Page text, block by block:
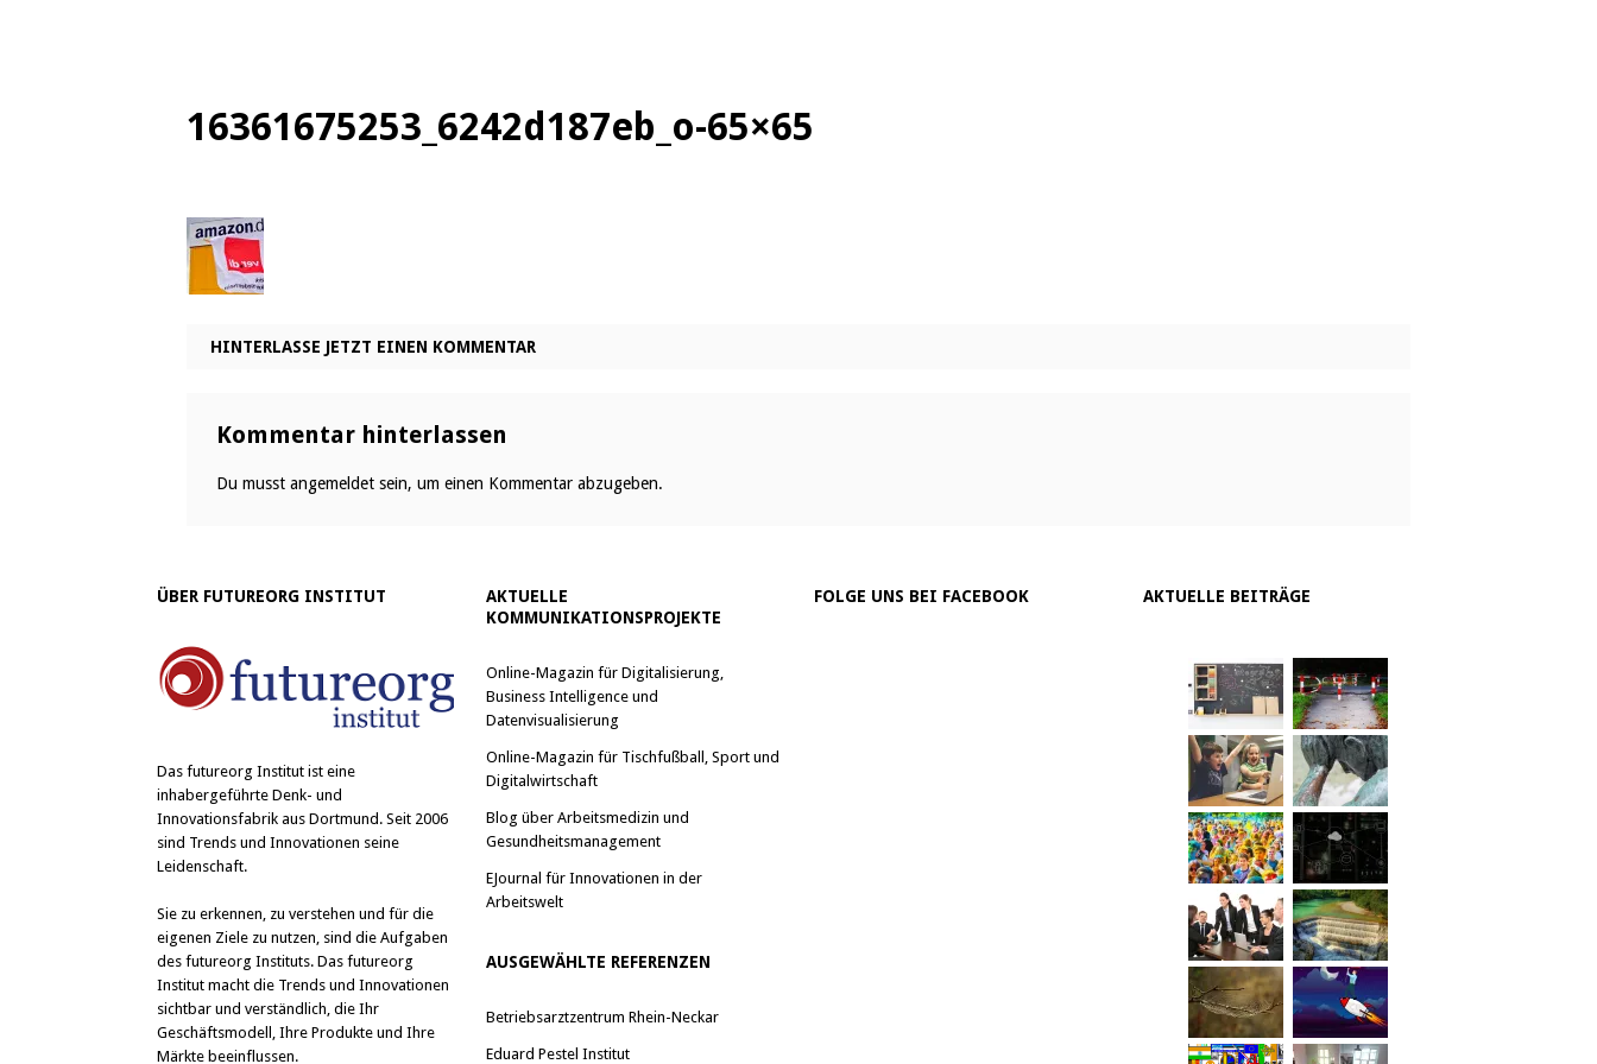
16361675253_6242d187eb_o-65×65
HINTERLASSE JETZT EINEN KOMMENTAR
Kommentar hinterlassen
Du musst angemeldet sein, um einen Kommentar abzugeben.
ÜBER FUTUREORG INSTITUT
Das futureorg Institut ist eine
inhabergeführte Denk- und
Innovationsfabrik aus Dortmund. Seit 2006
sind Trends und Innovationen seine
Leidenschaft.
Sie zu erkennen, zu verstehen und für die
eigenen Ziele zu nutzen, sind die Aufgaben
des futureorg Instituts. Das futureorg
Institut macht die Trends und Innovationen
sichtbar und verständlich, die Ihr
Geschäftsmodell, Ihre Produkte und Ihre
Märkte beeinflussen.
AKTUELLE
KOMMUNIKATIONSPROJEKTE
Online-Magazin für Digitalisierung,
Business Intelligence und
Datenvisualisierung
Online-Magazin für Tischfußball, Sport und
Digitalwirtschaft
Blog über Arbeitsmedizin und
Gesundheitsmanagement
EJournal für Innovationen in der
Arbeitswelt
AUSGEWÄHLTE REFERENZEN
Betriebsarztzentrum Rhein-Neckar
Eduard Pestel Institut
FOLGE UNS BEI FACEBOOK AKTUELLE BEITRÄGE